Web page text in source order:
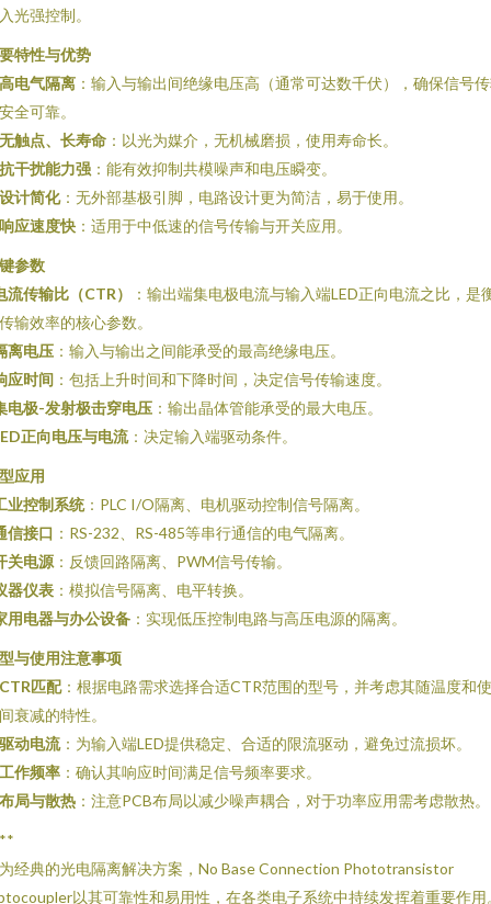
光强控制。
特性与优势
高电气隔离 ：输入与输出间绝缘电压高（通常可达数千伏），确保信号
全可靠。
无触点、长寿命 ：以光为媒介，无机械磨损，使用寿命长。
抗干扰能力强 ：能有效抑制共模噪声和电压瞬变。
设计简化：无外部基极引脚，电路设计更为简洁，易于使用。
响应速度快 ：适用于中低速的信号传输与开关应用。
参数
流传输比（CTR）
：输出端集电极电流与输入端LED正向电流之比，是
输效率的核心参数。
离电压 ：输入与输出之间能承受的最高绝缘电压。
应时间 ：包括上升时间和下降时间，决定信号传输速度。
电极-发射极击穿电压 ：输出晶体管能承受的最大电压。
正向电压与电流：决定输入端驱动条件。
应用
业控制系统：PLC I/O隔离、电机驱动控制信号隔离。
信接口 ：RS-232、RS-485等串行通信的电气隔离。
关电源 ：反馈回路隔离、PWM信号传输。
器仪表 ：模拟信号隔离、电平转换。
用电器与办公设备 ：实现低压控制电路与高压电源的隔离。
与使用注意事项
CTR匹配：根据电路需求选择合适CTR范围的型号，并考虑其随温度和
衰减的特性。
驱动电流：为输入端LED提供稳定、合适的限流驱动，避免过流损坏。
工作频率 ：确认其响应时间满足信号频率要求。
布局与散热 ：注意PCB布局以减少噪声耦合，对于功率应用需考虑散热。
经典的光电隔离解决方案，No Base Connection Phototransistor
以其可靠性和易用性，在各类电子系统中持续发挥着重要作用